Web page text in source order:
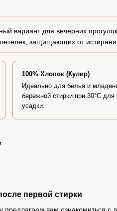
вариант для вечерних
защищающих от
100% Хлопок (Кулир)
Идеально для белья и
бережной стирки при 30°C для
усадки.
первой стирки